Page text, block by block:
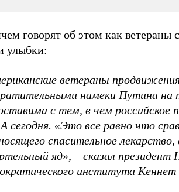
говорят об этом как ветераны
улыбки:
ветераны
намеки Путина на
с тем, в чем российское
«Это все равно что
спасительное
яд», – сказал президент
института Кеннет